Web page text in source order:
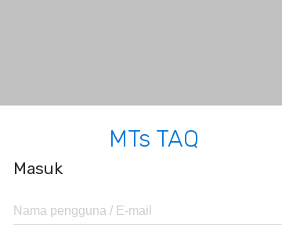
MTs TAQ
Masuk